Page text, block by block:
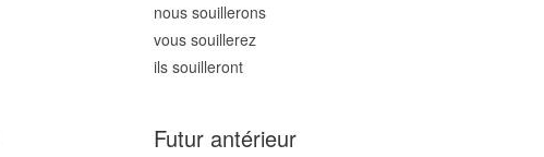
nous souillerons
vous souillerez
ils souilleront
Futur antérieur